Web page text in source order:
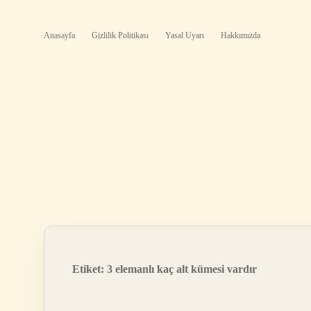
Anasayfa Gizlilik Politikası Yasal Uyarı Hakkımızda
Etiket: 3 elemanlı kaç alt kümesi vardır